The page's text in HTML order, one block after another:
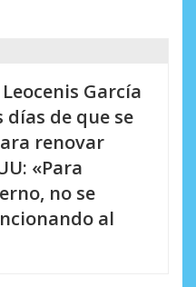
García
días de que se
renovar
«Para
no se
al